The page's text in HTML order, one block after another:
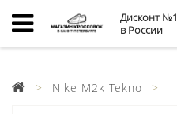
Дисконт №1
в России
Nike M2k Tekno